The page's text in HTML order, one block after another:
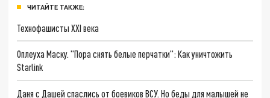
ЧИТАЙТЕ ТАКЖЕ:
Технофашисты XXI века
Оплеуха Маску. "Пора снять белые перчатки": Как уничтожить
Starlink
Даня с Дашей спаслись от боевиков ВСУ. Но беды для малышей не